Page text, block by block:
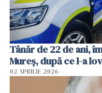
Tânăr de 22 de ani,
Mureș, după ce l-a
02 APRILIE 2026